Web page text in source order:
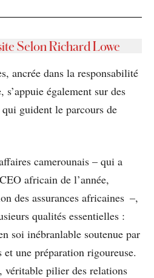
Selon Richard Lowe
ancrée dans la responsabilité
également sur des
guident le parcours de
camerounais – qui a
africain de l’année,
des assurances africaines –,
qualités essentielles :
soi inébranlable soutenue par
et une préparation rigoureuse.
véritable pilier des relations